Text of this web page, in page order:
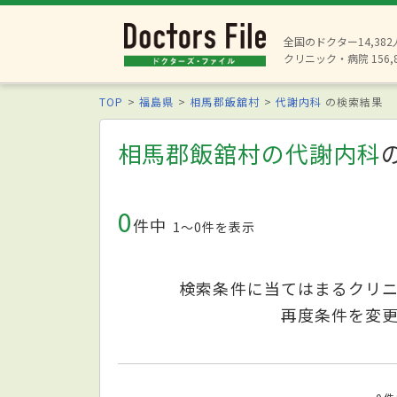
全国のドクター14,382
クリニック・病院
TOP 福島県 相馬郡飯舘村 代謝内科 の検索結果
相馬郡飯舘村の代謝内科
0件中 1〜0件を表示
検索条件に当てはまるクリ
再度条件を変